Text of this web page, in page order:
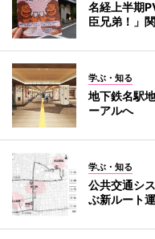
名経上半期
臣兄弟！」
学ぶ・知る
地下鉄名駅
ーアルへ
学ぶ・知る
公共交通シ
ぶ新ルート